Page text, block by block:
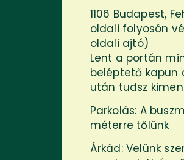
1106 Budapest,
oldali folyosón
oldali ajtó)
Lent a portán
beléptető kapun
után tudsz
Parkolás: A
méterre tőlünk
Árkád: Velünk